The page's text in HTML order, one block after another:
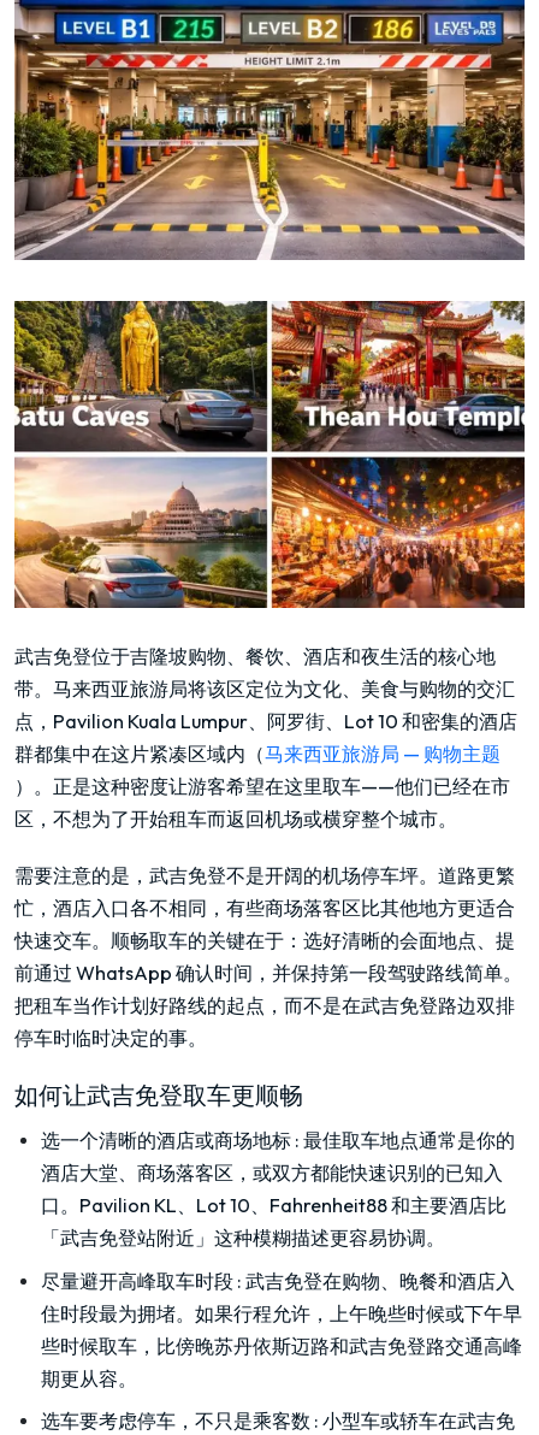
武吉免登位于吉隆坡购物、餐饮、酒店和夜生活的核心地
带。马来西亚旅游局将该区定位为文化、美食与购物的交汇
点，Pavilion Kuala Lumpur、阿罗街、Lot 10 和密集的酒店
群都集中在这片紧凑区域内（马来西亚旅游局 — 购物主题
）。正是这种密度让游客希望在这里取车——他们已经在市
区，不想为了开始租车而返回机场或横穿整个城市。
需要注意的是，武吉免登不是开阔的机场停车坪。道路更繁
忙，酒店入口各不相同，有些商场落客区比其他地方更适合
快速交车。顺畅取车的关键在于：选好清晰的会面地点、提
前通过 WhatsApp 确认时间，并保持第一段驾驶路线简单。
把租车当作计划好路线的起点，而不是在武吉免登路边双排
停车时临时决定的事。
如何让武吉免登取车更顺畅
选一个清晰的酒店或商场地标 : 最佳取车地点通常是你的
酒店大堂、商场落客区，或双方都能快速识别的已知入
口。Pavilion KL、Lot 10、Fahrenheit88 和主要酒店比
「武吉免登站附近」这种模糊描述更容易协调。
尽量避开高峰取车时段 : 武吉免登在购物、晚餐和酒店入
住时段最为拥堵。如果行程允许，上午晚些时候或下午早
些时候取车，比傍晚苏丹依斯迈路和武吉免登路交通高峰
期更从容。
选车要考虑停车，不只是乘客数 : 小型车或轿车在武吉免